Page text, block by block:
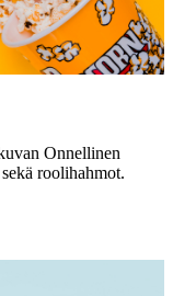
Onnellinen
roolihahmot.